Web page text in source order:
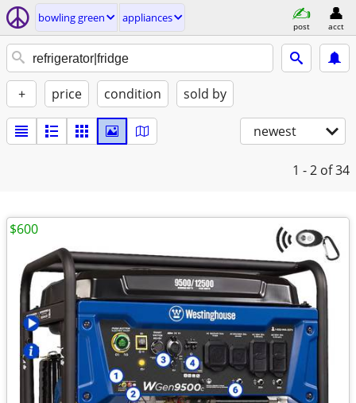
bowling green appliances
post acct
+ price condition sold by
newest
1 - 2 of 34
$600